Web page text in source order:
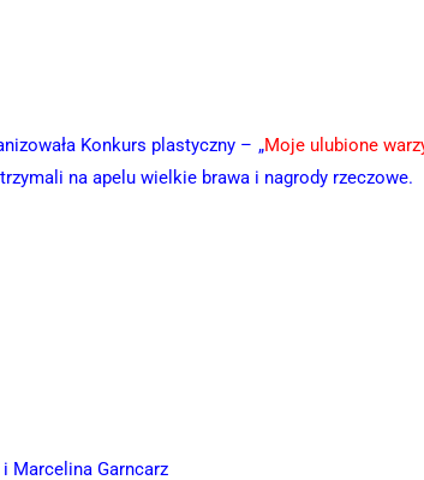
Konkurs plastyczny – „Moje ulubione
na apelu wielkie brawa i nagrody rzeczowe.
Marcelina Garncarz